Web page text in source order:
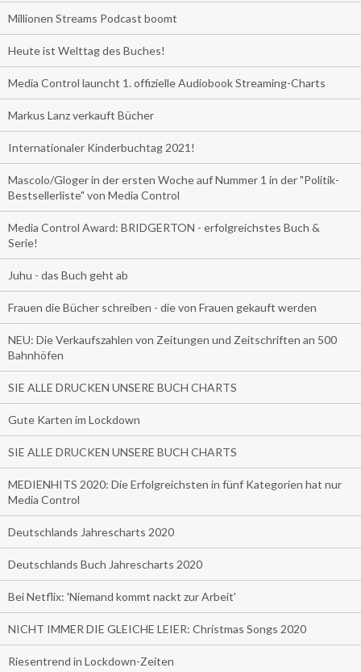
Millionen Streams Podcast boomt
Heute ist Welttag des Buches!
Media Control launcht 1. offizielle Audiobook Streaming-Charts
Markus Lanz verkauft Bücher
Internationaler Kinderbuchtag 2021!
Mascolo/Gloger in der ersten Woche auf Nummer 1 in der "Politik-
Bestsellerliste" von Media Control
Media Control Award: BRIDGERTON - erfolgreichstes Buch &
Serie!
Juhu - das Buch geht ab
Frauen die Bücher schreiben - die von Frauen gekauft werden
NEU: Die Verkaufszahlen von Zeitungen und Zeitschriften an 500
Bahnhöfen
SIE ALLE DRUCKEN UNSERE BUCH CHARTS
Gute Karten im Lockdown
SIE ALLE DRUCKEN UNSERE BUCH CHARTS
MEDIENHITS 2020: Die Erfolgreichsten in fünf Kategorien hat nur
Media Control
Deutschlands Jahrescharts 2020
Deutschlands Buch Jahrescharts 2020
Bei Netflix: 'Niemand kommt nackt zur Arbeit'
NICHT IMMER DIE GLEICHE LEIER: Christmas Songs 2020
Riesentrend in Lockdown-Zeiten